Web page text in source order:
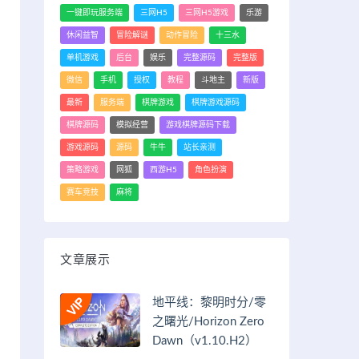
一键即玩服务端 三网H5 三网H5游戏 乐游
休闲益智 冒险解谜 动作冒险 十三水
单机游戏 后台 娱乐 完整源码 完整版
微信 手机 授权 教程 斗地主 新版
最新 服务端 棋牌游戏 棋牌游戏源码
棋牌源码 模拟经营 游戏棋牌源码下载
游戏源码 源码 牛牛 站长亲测
策略游戏 网狐 西游H5 角色扮演
赛车竞技 麻将
文章展示
地平线：黎明时分/零
之曙光/Horizon Zero
Dawn（v1.10.H2）